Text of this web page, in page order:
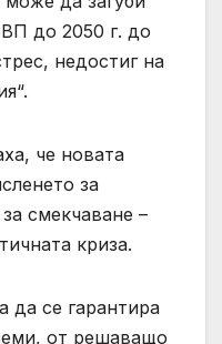
до 2050 г. до
недостиг на
че новата
за
смекчаване –
криза.
да се гарантира
от решаващо